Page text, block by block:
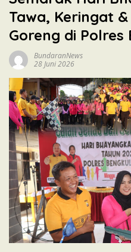
Tawa, Keringat
Goreng di
BundaranNews
28 Juni 2026